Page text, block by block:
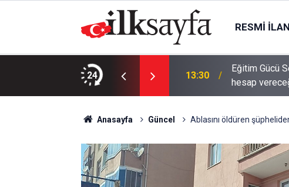
RESMI İLAN
24 13:30
Eğitim Gücü
hesap
Anasayfa Güncel Ablasını öldüren